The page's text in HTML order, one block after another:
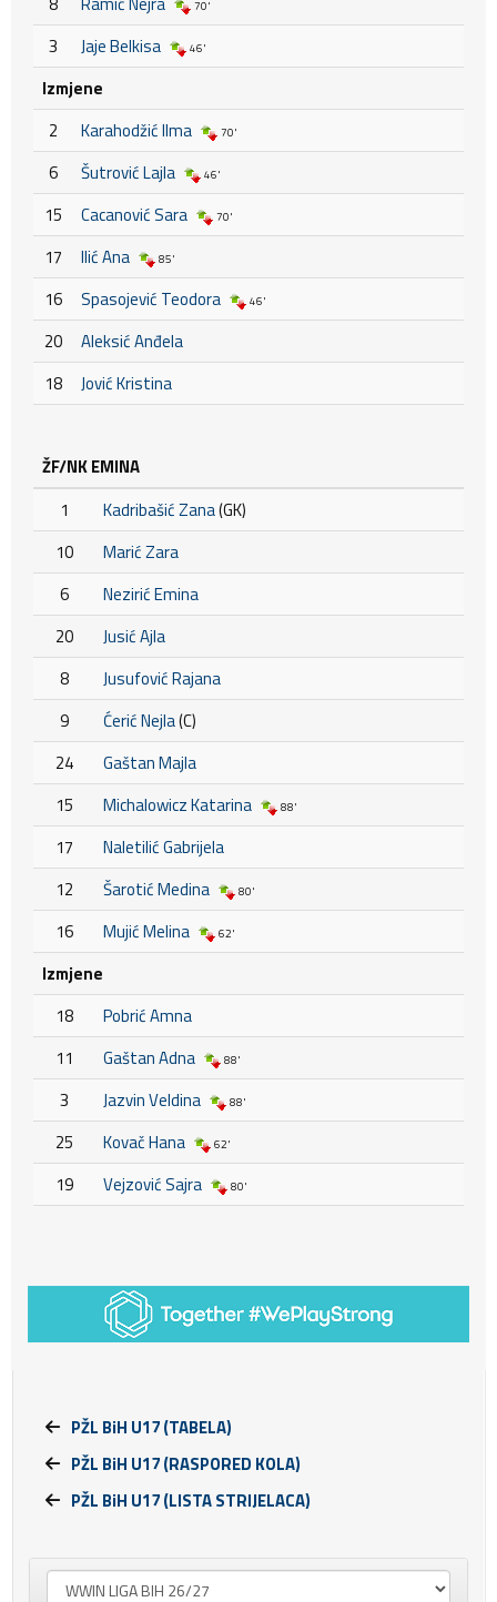
70'
3 Jaje Belkisa 46'
Izmjene
2
Karahodžić Ilma 70'
6 Šutrović Lajla 46'
15 Cacanović Sara 70'
17 Ilić Ana 85'
16 Spasojević Teodora 46'
20
Aleksić Anđela
18
Jović Kristina
ŽF/NK EMINA
1
Kadribašić Zana(GK)
10
Marić Zara
6
Nezirić Emina
20
Jusić Ajla
8
Jusufović Rajana
9
Ćerić Nejla(C)
24
Gaštan Majla
15
Michalowicz Katarina 88'
17
Naletilić Gabrijela
12
Šarotić Medina 80'
16 Mujić Melina 62'
Izmjene
18
Pobrić Amna
11
Gaštan Adna 88'
3 Jazvin Veldina 88'
25 Kovač Hana 62'
19 Vejzović Sajra 80'
PŽL BiH U17 (TABELA)
PŽL BiH U17 (RASPORED KOLA)
PŽL BiH U17 (LISTA STRIJELACA)